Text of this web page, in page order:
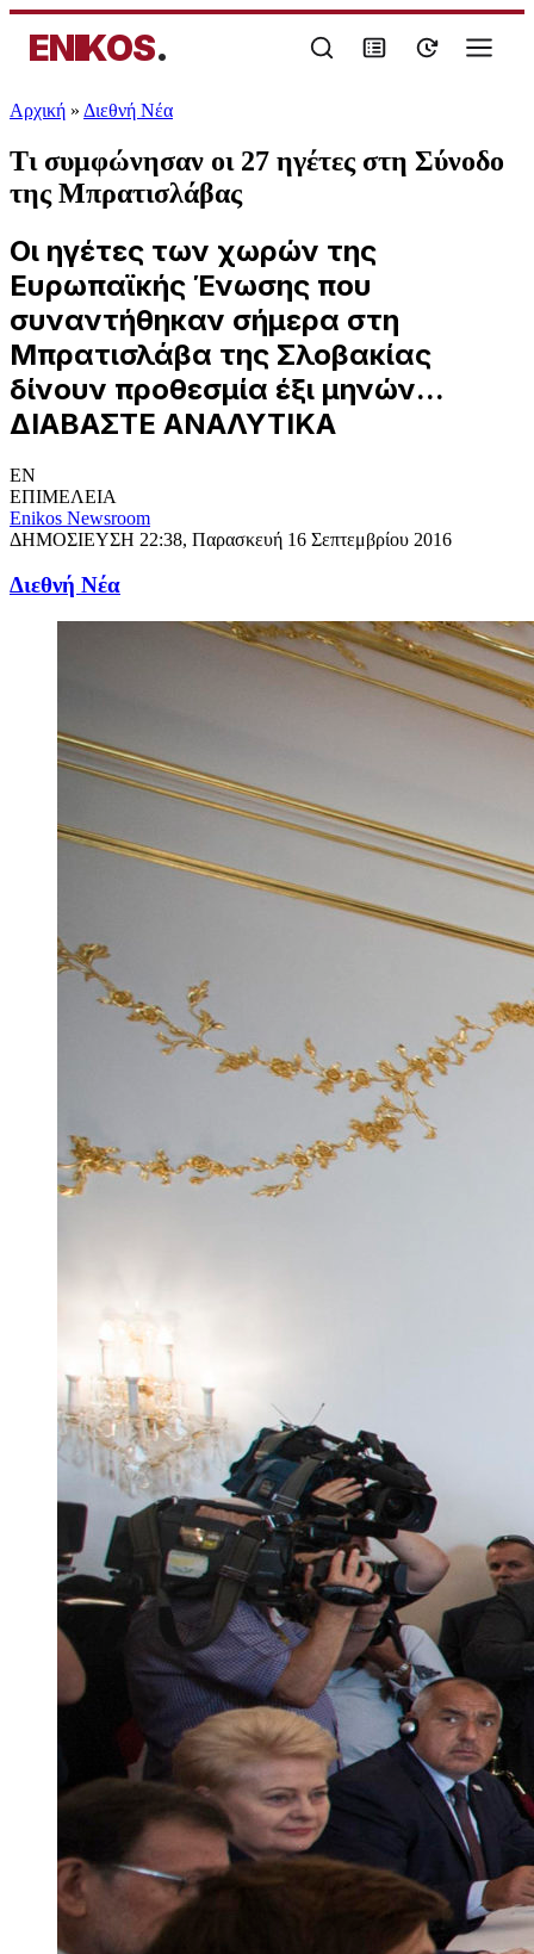
ENIKOS.
Αρχική » Διεθνή Νέα
Τι συμφώνησαν οι 27 ηγέτες στη Σύνοδο
της Μπρατισλάβας
Οι ηγέτες των χωρών της
Ευρωπαϊκής Ένωσης που
συναντήθηκαν σήμερα στη
Μπρατισλάβα της Σλοβακίας
δίνουν προθεσμία έξι μηνών...
ΔΙΑΒΑΣΤΕ ΑΝΑΛΥΤΙΚΑ
EN
ΕΠΙΜΕΛΕΙΑ
Enikos Newsroom
ΔΗΜΟΣΙΕΥΣΗ 22:38, Παρασκευή 16 Σεπτεμβρίου 2016
Διεθνή Νέα